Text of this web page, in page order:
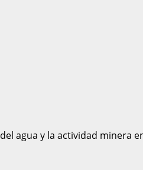
agua y la actividad minera